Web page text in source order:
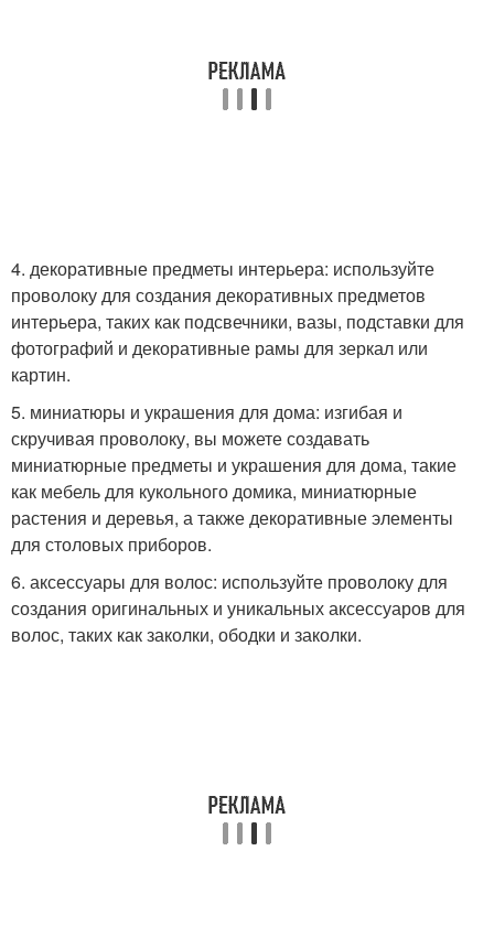
4. декоративные предметы интерьера: используйте
проволоку для создания декоративных предметов
интерьера, таких как подсвечники, вазы, подставки для
фотографий и декоративные рамы для зеркал или
картин.
5. миниатюры и украшения для дома: изгибая и
скручивая проволоку, вы можете создавать
миниатюрные предметы и украшения для дома, такие
как мебель для кукольного домика, миниатюрные
растения и деревья, а также декоративные элементы
для столовых приборов.
6. аксессуары для волос: используйте проволоку для
создания оригинальных и уникальных аксессуаров для
волос, таких как заколки, ободки и заколки.